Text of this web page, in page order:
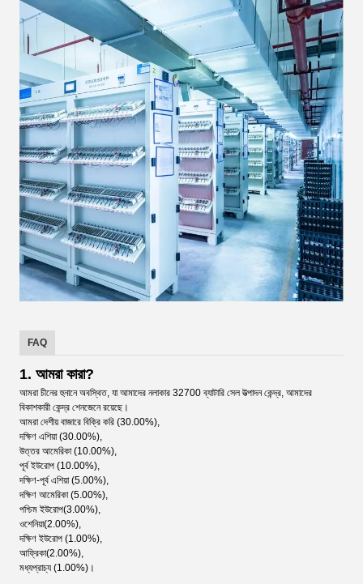
FAQ
1. আমরা কারা?
আমরা চীনের হুনানে অবস্থিত, যা আমাদের নলাকার 32700 ব্যাটারি সেল উত্পাদন কেন্দ্র, আমাদের
বিকাশকারী কেন্দ্র শেনজেনে রয়েছে।
আমরা দেশীয় বাজারে বিক্রি করি (30.00%),
দক্ষিণ এশিয়া (30.00%),
উত্তর আমেরিকা (10.00%),
পূর্ব ইউরোপ (10.00%),
দক্ষিণ-পূর্ব এশিয়া (5.00%),
দক্ষিণ আমেরিকা (5.00%),
পশ্চিম ইউরোপ(3.00%),
ওশেনিয়া(2.00%),
দক্ষিণ ইউরোপ (1.00%),
আফ্রিকা(2.00%),
মধ্যপ্রাচ্য (1.00%)।